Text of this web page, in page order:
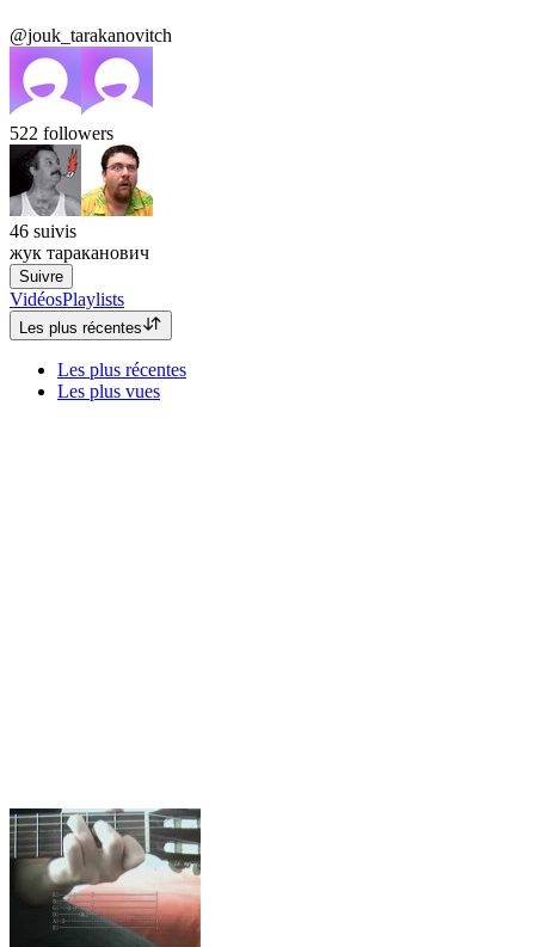
@jouk_tarakanovitch
522 followers
46 suivis
жук тараканович
Suivre
VidéosPlaylists
Les plus récentes
Les plus récentes
Les plus vues